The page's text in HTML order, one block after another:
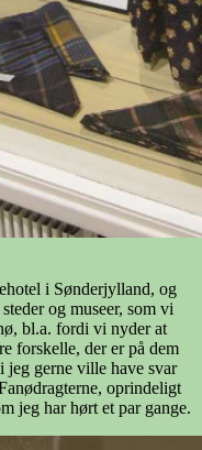
i Sønderjylland, og
og museer, som vi
bl.a. fordi vi nyder at
forskelle, der er på dem
jeg gerne ville have svar
oprindeligt
jeg har hørt et par gange.